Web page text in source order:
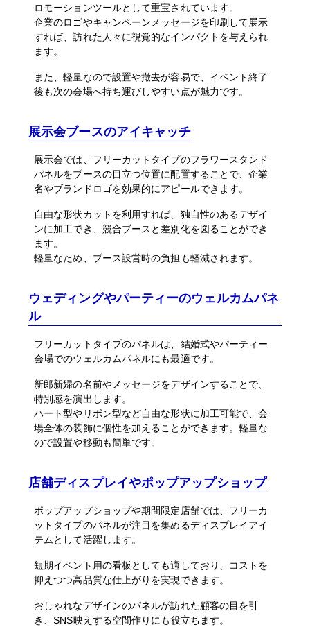
ロモーションツールとして重宝されています。
企業のロゴやキャンペーンメッセージを印刷して展示
すれば、訪れた人々に視覚的なインパクトを与えられ
ます。
また、軽量なので設置や撤去が容易で、イベント終了
後も次の会場へ持ち運びしやすい点が魅力です。
展示会ブースのアイキャッチ
展示会では、フリーカットタイプのフラワースタンド
パネルをブースの目立つ位置に配置することで、企業
名やブランドロゴを効果的にアピールできます。
自由な形状カットを利用すれば、独自性のあるデザイ
ンに加工でき、競合ブースと差別化を図ることができ
ます。
軽量なため、ブース設営時の負担も軽減されます。
ウェディングやパーティーのウェルカムパネ
ル
フリーカットタイプのパネルは、結婚式やパーティー
会場でのウェルカムパネルにも最適です。
新郎新婦の名前やメッセージをデザインすることで、
特別感を演出します。
ハート型やリボン型など自由な形状に加工可能で、会
場全体の装飾に個性を加えることができます。軽量な
ので設置や移動も簡単です。
店舗ディスプレイやポップアップショップ
ポップアップショップや期間限定店舗では、フリーカ
ットタイプのパネルが注目を集めるディスプレイアイ
テムとして活躍します。
短期イベント用の看板としても適しており、コストを
抑えつつ高品質な仕上がりを実現できます。
おしゃれなデザインのパネルが訪れた顧客の目を引
き、SNS映えする空間作りにも役立ちます。